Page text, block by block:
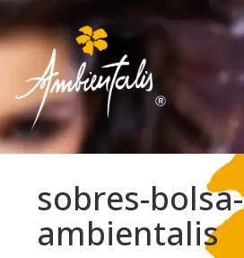
sobres-bolsa-
ambientalis